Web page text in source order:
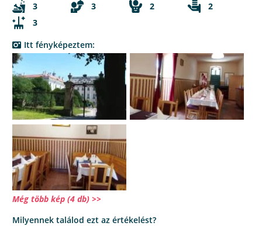
3
3 2
2
3
Itt fényképeztem:
Még több kép (4 db) >>
Milyennek találod ezt az értékelést?